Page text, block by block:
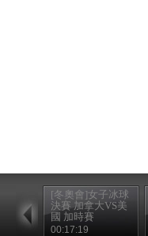
[冬奧會]女子冰球
決賽 加拿大VS美
國 加時賽
00:17:19